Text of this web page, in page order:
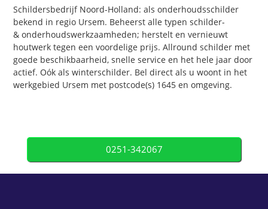
Schildersbedrijf Noord-Holland: als onderhoudsschilder
bekend in regio Ursem. Beheerst alle typen schilder-
& onderhoudswerkzaamheden; herstelt en vernieuwt
houtwerk tegen een voordelige prijs. Allround schilder met
goede beschikbaarheid, snelle service en het hele jaar door
actief. Oók als winterschilder. Bel direct als u woont in het
werkgebied Ursem met postcode(s) 1645 en omgeving.
0251-342067